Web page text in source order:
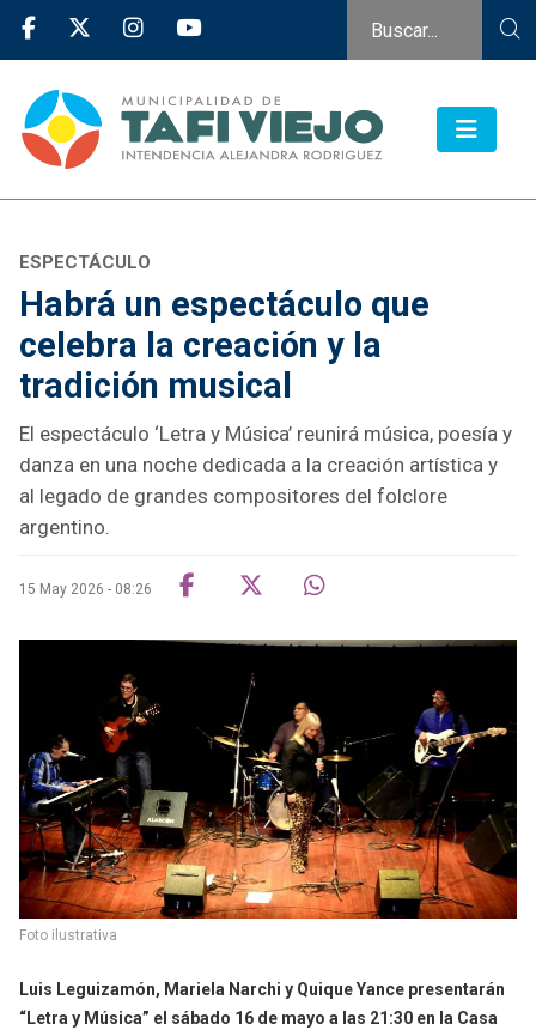
ESPECTÁCULO
Habrá un espectáculo que
celebra la creación y la
tradición musical
El espectáculo ‘Letra y Música’ reunirá música, poesía y
danza en una noche dedicada a la creación artística y
al legado de grandes compositores del folclore
argentino.
15 May 2026 - 08:26
Foto ilustrativa
Luis Leguizamón, Mariela Narchi y Quique Yance presentarán
“Letra y Música” el sábado 16 de mayo a las 21:30 en la Casa